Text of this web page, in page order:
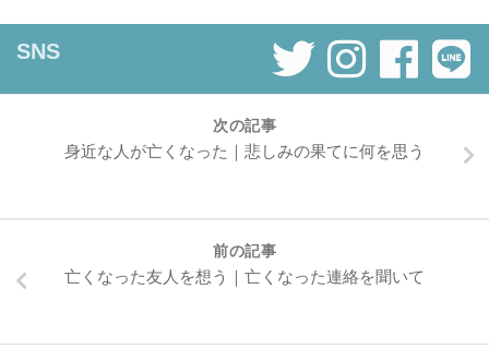
SNS
次の記事
身近な人が亡くなった｜悲しみの果てに何を思う
前の記事
亡くなった友人を想う｜亡くなった連絡を聞いて